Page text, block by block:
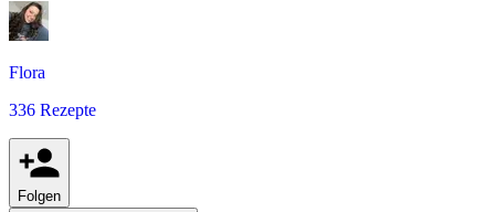
Flora
336 Rezepte
Folgen